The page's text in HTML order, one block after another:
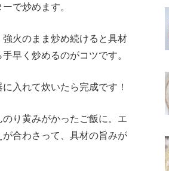
で炒めます。
火のまま炒め続けると具材
早く炒めるのがコツです。
入れて炊いたら完成です！
り黄みがかったご飯に。エ
合わさって、具材の旨みが